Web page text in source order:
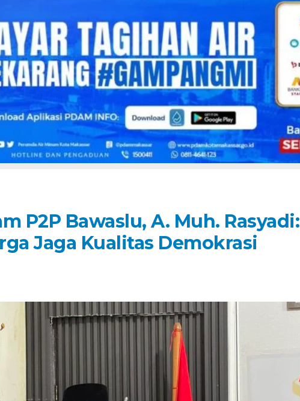
P2P Bawaslu, A. Muh. Rasyadi:
Jaga Kualitas Demokrasi